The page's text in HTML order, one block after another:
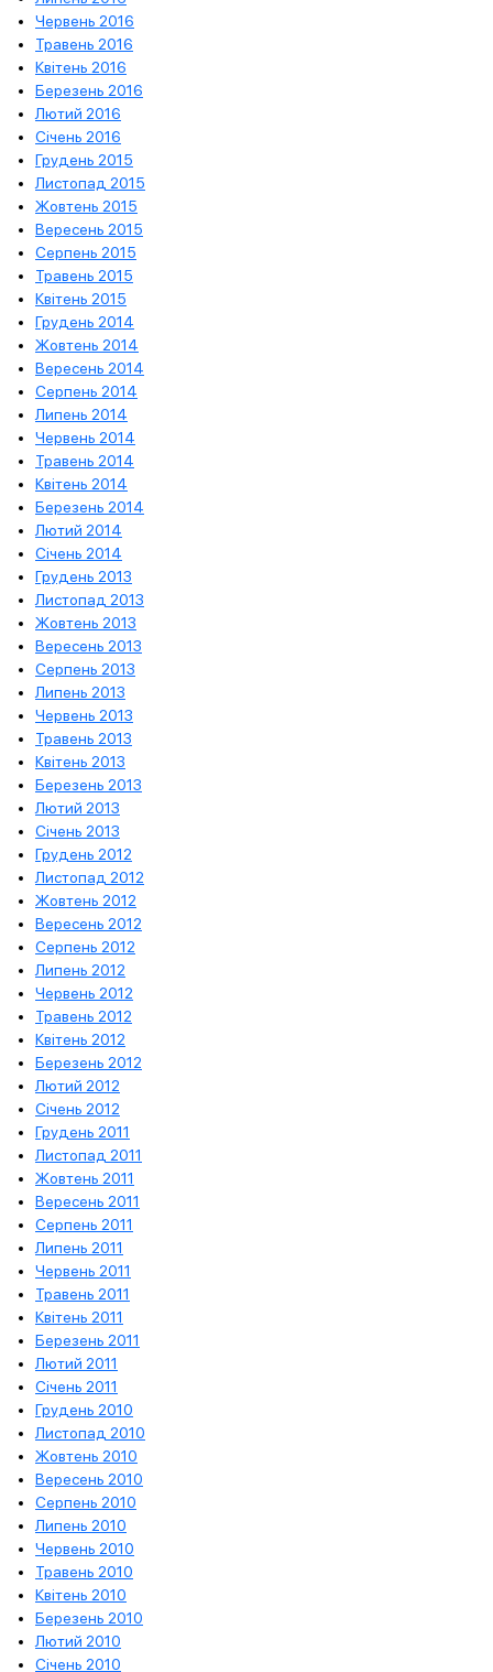
Червень 2016
Травень 2016
Квітень 2016
Березень 2016
Лютий 2016
Січень 2016
Грудень 2015
Листопад 2015
Жовтень 2015
Вересень 2015
Серпень 2015
Травень 2015
Квітень 2015
Грудень 2014
Жовтень 2014
Вересень 2014
Серпень 2014
Липень 2014
Червень 2014
Травень 2014
Квітень 2014
Березень 2014
Лютий 2014
Січень 2014
Грудень 2013
Листопад 2013
Жовтень 2013
Вересень 2013
Серпень 2013
Липень 2013
Червень 2013
Травень 2013
Квітень 2013
Березень 2013
Лютий 2013
Січень 2013
Грудень 2012
Листопад 2012
Жовтень 2012
Вересень 2012
Серпень 2012
Липень 2012
Червень 2012
Травень 2012
Квітень 2012
Березень 2012
Лютий 2012
Січень 2012
Грудень 2011
Листопад 2011
Жовтень 2011
Вересень 2011
Серпень 2011
Липень 2011
Червень 2011
Травень 2011
Квітень 2011
Березень 2011
Лютий 2011
Січень 2011
Грудень 2010
Листопад 2010
Жовтень 2010
Вересень 2010
Серпень 2010
Липень 2010
Червень 2010
Травень 2010
Квітень 2010
Березень 2010
Лютий 2010
Січень 2010